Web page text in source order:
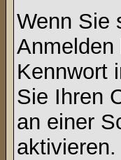
Wenn Sie
Anmelden
Kennwort
Sie Ihren
an einer
aktivieren.